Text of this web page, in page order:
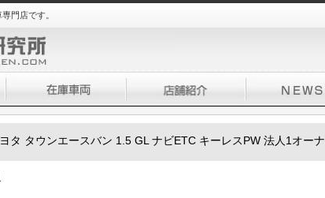
門店です。
タ タウンエースバン 1.5 GL ナビETC キーレスPW 法人1オーナ